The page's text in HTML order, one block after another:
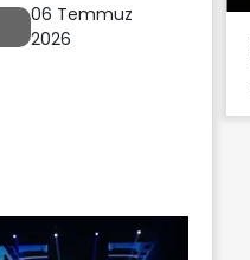
06 Temmuz
2026